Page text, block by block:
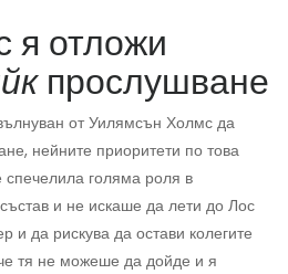
отложи
прослушване
от Уилямсън Холмс да
нейните приоритети по това
голяма роля в
и не искаше да лети до Лос
и да рискува да остави колегите
тя не можеше да дойде и я